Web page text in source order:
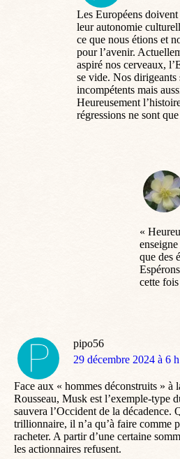
Les Européens
leur autonomie
ce que nous étions et
pour l’avenir.
aspiré nos cerveaux,
se vide. Nos dirigeants
incompétents mais
Heureusement
régressions ne sont
«
que des
cette
pipo56
dit
29 décembre 2024 à 6
Face aux « hommes déconstruits » à
Rousseau, Musk est l’exemple-type
sauvera l’Occident de la décadence.
trillionnaire, il n’a qu’à faire
racheter. A partir d’une certaine
les actionnaires refusent.